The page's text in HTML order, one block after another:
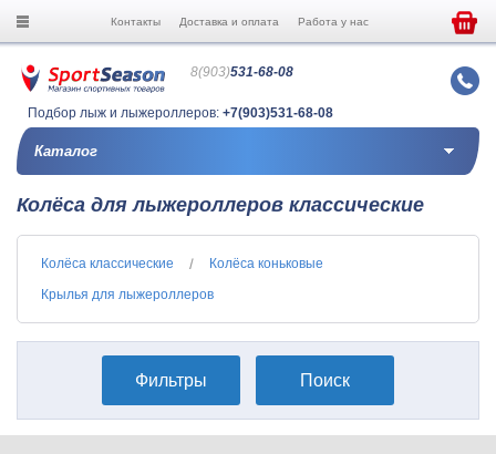
Контакты Доставка и оплата Работа у нас
8(903)531-68-08
Подбор лыж и лыжероллеров: +7(903)531-68-08
Каталог
Колёса для лыжероллеров классические
Колёса классические
Колёса коньковые
Крылья для лыжероллеров
Фильтры Поиск